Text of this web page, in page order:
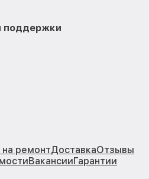
поддержки
на ремонтДоставкаОтзывы
ВакансииГарантии